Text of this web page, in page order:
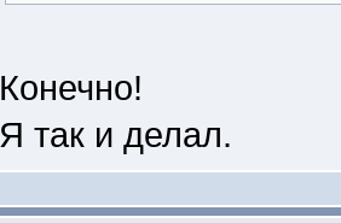
Конечно!
Я так и делал.